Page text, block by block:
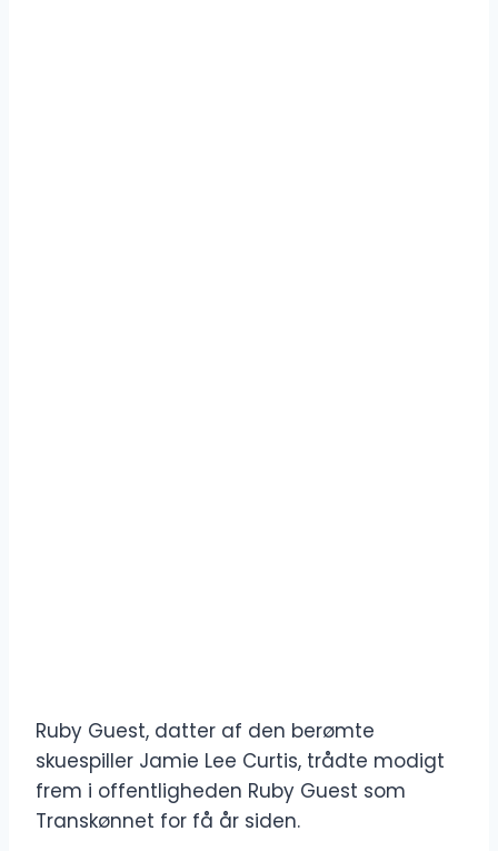
Ruby Guest, datter af den berømte
skuespiller Jamie Lee Curtis, trådte modigt
frem i offentligheden Ruby Guest som
Transkønnet for få år siden.